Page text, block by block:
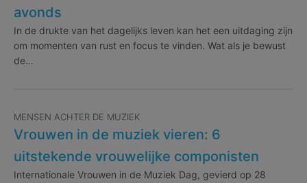
avonds
In de drukte van het dagelijks leven kan het een uitdaging zijn
om momenten van rust en focus te vinden. Wat als je bewust
de…
MENSEN ACHTER DE MUZIEK
Vrouwen in de muziek vieren: 6
uitstekende vrouwelijke componisten
Internationale Vrouwen in de Muziek Dag, gevierd op 28